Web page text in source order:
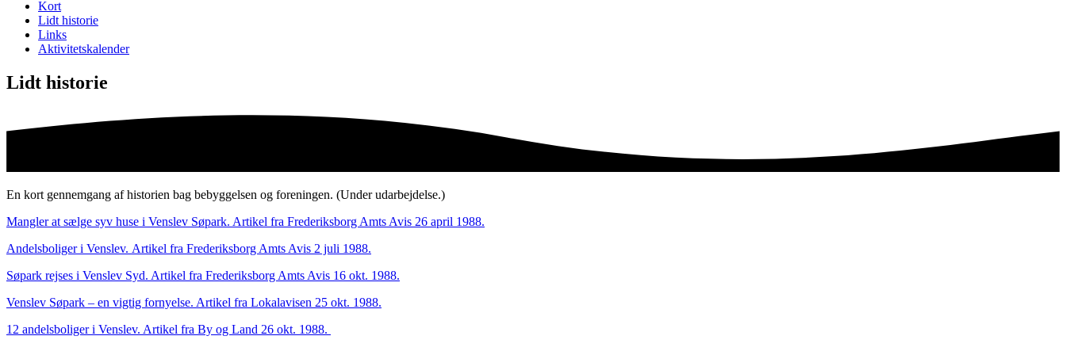
Kort
Lidt historie
Links
Aktivitetskalender
Lidt historie
En kort gennemgang af historien bag bebyggelsen og foreningen. (Under udarbejdelse.)
Mangler at sælge syv huse i Venslev Søpark. Artikel fra Frederiksborg Amts Avis 26 april 1988.
Andelsboliger i Venslev. Artikel fra Frederiksborg Amts Avis 2 juli 1988.
Søpark rejses i Venslev Syd. Artikel fra Frederiksborg Amts Avis 16 okt. 1988.
Venslev Søpark – en vigtig fornyelse. Artikel fra Lokalavisen 25 okt. 1988.
12 andelsboliger i Venslev. Artikel fra By og Land 26 okt. 1988.